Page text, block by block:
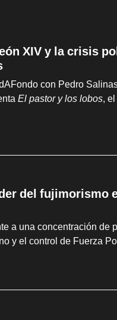
XIV y la crisis
con Pedro
El pastor y los lobos,
del fujimorismo
a una concentración
y el control de Fuerza